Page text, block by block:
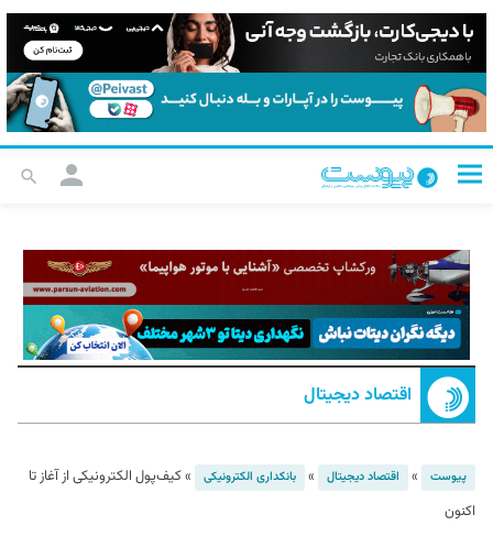
اقتصاد دیجیتال
پیوست » اقتصاد دیجیتال » بانکداری الکترونیکی »کیف‌پول الکترونیکی از آغاز تا
اکنون